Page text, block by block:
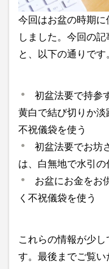
今回はお盆の時期
しました。今回の
と、以下の通りです
初盆法要で持参
黄白で結び切りか
不祝儀袋を使う
初盆法要でお坊
は、白無地で水引の
お盆にお金をお
く不祝儀袋を使う
これらの情報が少
す。最後までご覧